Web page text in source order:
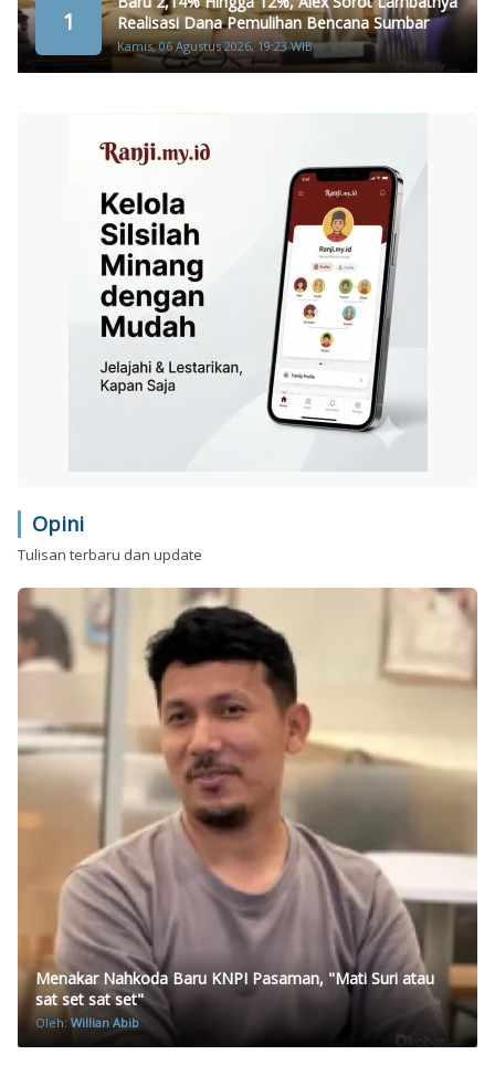
1
Realisasi Dana Pemulihan Bencana Sumbar
Kamis, 06 Agustus 2026, 19:23 WIB
Opini
Tulisan terbaru dan update
Menakar Nahkoda Baru KNPI Pasaman, "Mati Suri atau
sat set sat set"
Oleh:Willian Abib